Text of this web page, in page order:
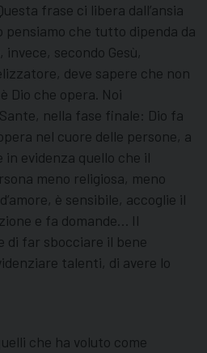
frase ci libera dall’ansia
che tutto dipenda da
secondo Gesù,
deve sapere che non
Dio che opera. Noi
nella fase finale: Dio fa
nel cuore delle persone, a
evidenza quello che il
meno religiosa, meno
è sensibile, accoglie il
e fa domande… Il
di far sbocciare il bene
talenti, di avere lo
che ha voluto come